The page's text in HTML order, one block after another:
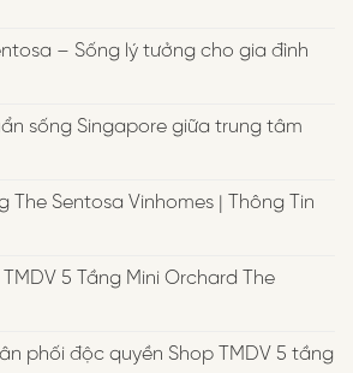
– Sống lý tưởng cho gia đình
sống Singapore giữa trung tâm
The Sentosa Vinhomes | Thông Tin
5 Tầng Mini Orchard The
phối độc quyền Shop TMDV 5 tầng